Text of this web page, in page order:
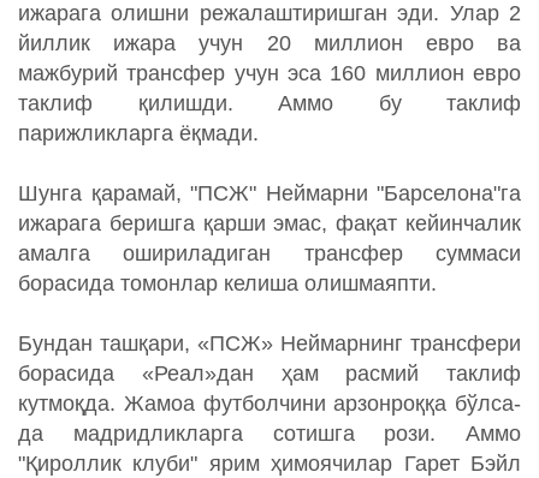
ижарага олишни режалаштиришган эди. Улар 2
йиллик ижара учун 20 миллион евро ва
мажбурий трансфер учун эса 160 миллион евро
таклиф қилишди. Аммо бу таклиф
парижликларга ёқмади.
Шунга қарамай, "ПСЖ" Неймарни "Барселона"га
ижарага беришга қарши эмас, фақат кейинчалик
амалга ошириладиган трансфер суммаси
борасида томонлар келиша олишмаяпти.
Бундан ташқари, «ПСЖ» Неймарнинг трансфери
борасида «Реал»дан ҳам расмий таклиф
кутмоқда. Жамоа футболчини арзонроққа бўлса-
да мадридликларга сотишга рози. Аммо
"Қироллик клуби" ярим ҳимоячилар Гарет Бэйл